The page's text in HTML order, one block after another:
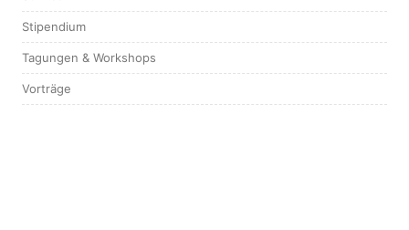
Stipendium
Tagungen & Workshops
Vorträge